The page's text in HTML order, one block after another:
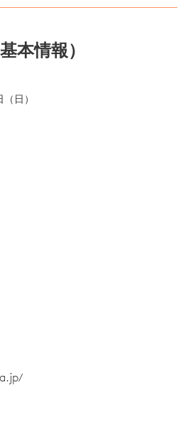
本情報）
日）